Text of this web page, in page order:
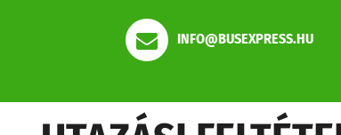
INFO@BUSEXPRESS.HU